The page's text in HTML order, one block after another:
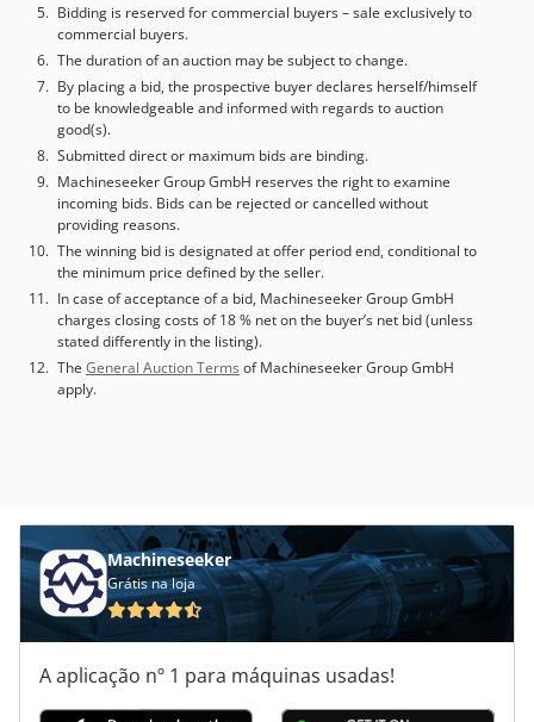
Bidding is reserved for commercial buyers – sale exclusively to
commercial buyers.
The duration of an auction may be subject to change.
By placing a bid, the prospective buyer declares herself/himself
to be knowledgeable and informed with regards to auction
good(s).
Submitted direct or maximum bids are binding.
Machineseeker Group GmbH reserves the right to examine
incoming bids. Bids can be rejected or cancelled without
providing reasons.
The winning bid is designated at offer period end, conditional to
the minimum price defined by the seller.
In case of acceptance of a bid, Machineseeker Group GmbH
charges closing costs of 18 % net on the buyer’s net bid (unless
stated differently in the listing).
The General Auction Terms of Machineseeker Group GmbH
apply.
Machineseeker
Grátis na loja
A aplicação nº 1 para máquinas usadas!